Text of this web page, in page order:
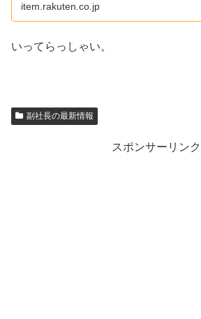
item.rakuten.co.jp
いってらっしゃい。
副社長の最新情報
スポンサーリンク